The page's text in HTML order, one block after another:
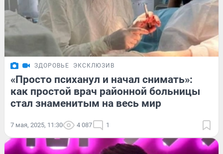
ЗДОРОВЬЕ ЭКСКЛЮЗИВ
«Просто психанул и начал снимать»:
как простой врач районной больницы
стал знаменитым на весь мир
7 мая, 2025, 11:30 4 087 1